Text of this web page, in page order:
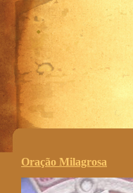
.
Oração Milagrosa